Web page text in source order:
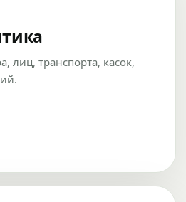
лиц, транспорта, касок,